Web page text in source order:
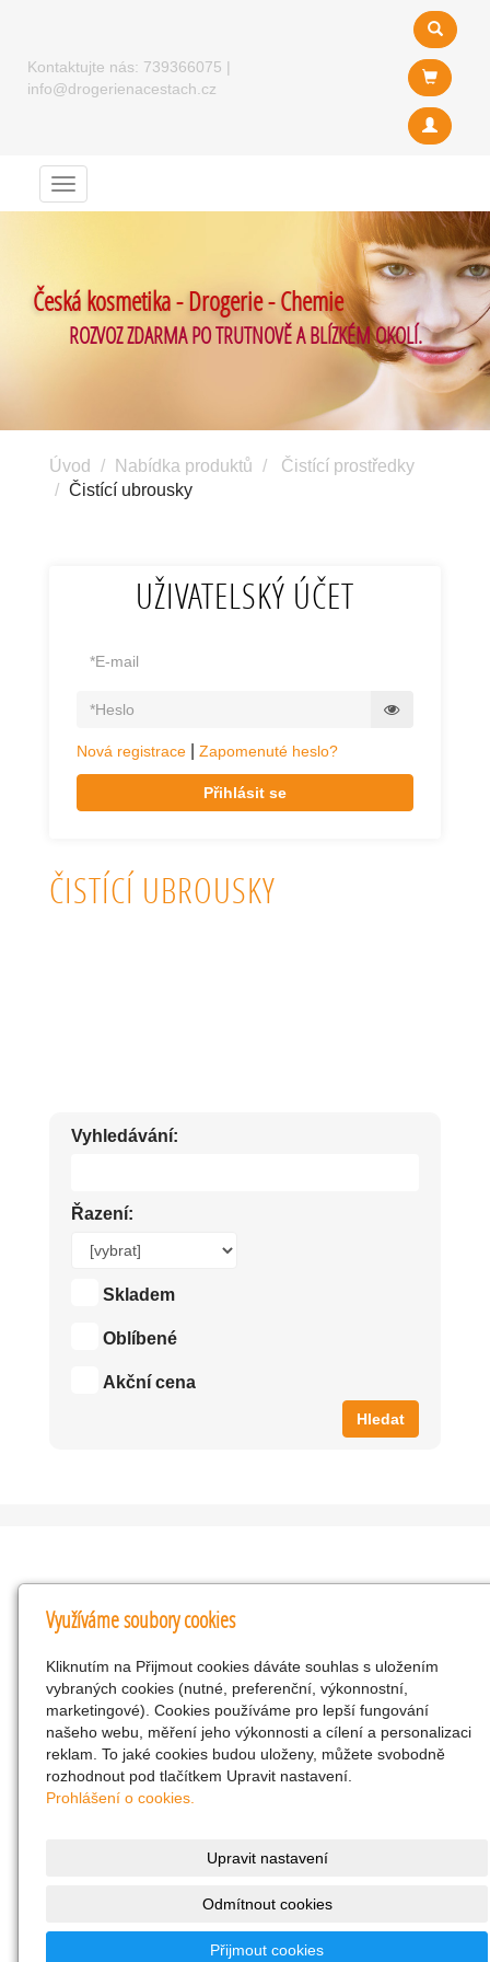
Kontaktujte nás: 739366075 |
info@drogerienacestach.cz
Menu
Česká kosmetika - Drogerie - Chemie
ROZVOZ ZDARMA PO TRUTNOVĚ A BLÍZKÉM OKOLÍ.
Úvod Nabídka produktů
Čistící prostředky
Čistící ubrousky
UŽIVATELSKÝ ÚČET
Nová registrace Zapomenuté heslo?
Přihlásit se
ČISTÍCÍ UBROUSKY
Vyhledávání:
Řazení:
Skladem
Oblíbené
Akční cena
Hledat
Kontakty
KNK obchodní společnost s r.o.
Komenského 127, Žacléř, 542 01 Číslo účtu:
286293602/0300
25298518
CZ25298518
info@drogerienacestach.cz
286293602/0300
Využíváme soubory cookies
Kliknutím na Přijmout cookies dáváte souhlas s uložením
vybraných cookies (nutné, preferenční, výkonnostní,
marketingové). Cookies používáme pro lepší fungování
našeho webu, měření jeho výkonnosti a cílení a personalizaci
reklam. To jaké cookies budou uloženy, můžete svobodně
rozhodnout pod tlačítkem Upravit nastavení.
Prohlášení o cookies.
Upravit nastavení
Odmítnout cookies
Přijmout cookies